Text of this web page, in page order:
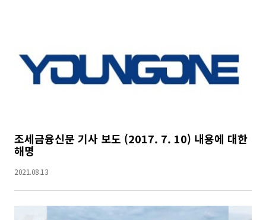
조세금융신문 기사 보도 (2017. 7. 10) 내용에 대한
해명
2021.08.13